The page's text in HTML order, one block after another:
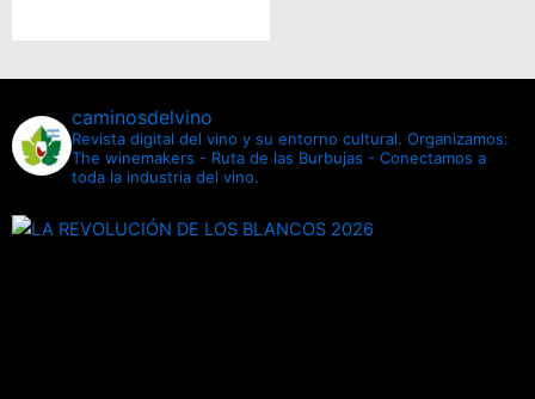
caminosdelvino
Revista digital del vino y su entorno cultural. Organizamos:
The winemakers - Ruta de las Burbujas - Conectamos a
toda la industria del vino.